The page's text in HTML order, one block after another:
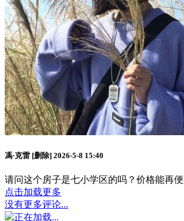
馮·克雷 [删除] 2026-5-8 15:40
请问这个房子是七小学区的吗？价格能再便
点击加载更多
没有更多评论...
正在加载...